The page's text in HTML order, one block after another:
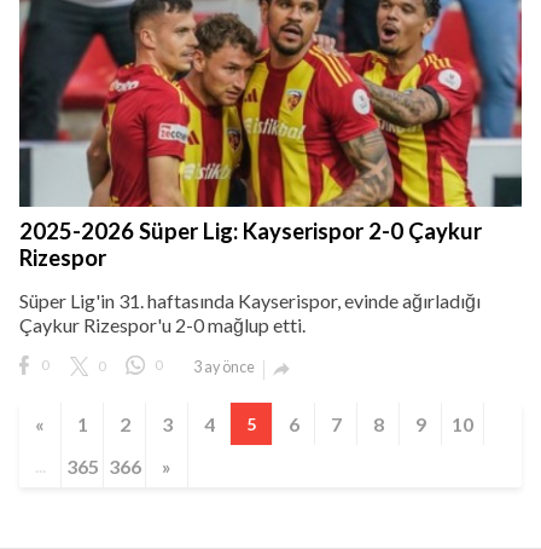
2025-2026 Süper Lig: Kayserispor 2-0 Çaykur
Rizespor
Süper Lig'in 31. haftasında Kayserispor, evinde ağırladığı
Çaykur Rizespor'u 2-0 mağlup etti.
0 0 0 3 ay önce 
« 1 2 3 4 5 6 7 8 9 10
... 365 366 »